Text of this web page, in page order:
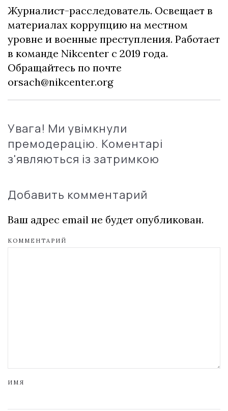
Журналист-расследователь. Освещает в
материалах коррупцию на местном
уровне и военные преступления. Работает
в команде Nikcenter с 2019 года.
Обращайтесь по почте
orsach@nikcenter.org
Увага! Ми увімкнули
премодерацію. Коментарі
з'являються із затримкою
Добавить комментарий
Ваш адрес email не будет опубликован.
КОММЕНТАРИЙ
ИМЯ